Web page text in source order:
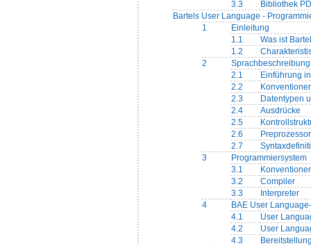
3.3
Bibliothek
Bartels User Language -
1
Einleitung
1.1
Was ist
1.2
2
Sprachbeschreibung
2.1
Einführung
2.2
2.3
Datentypen
2.4
Ausdrücke
2.5
2.6
2.7
3
Programmiersystem
3.1
3.2
Compiler
3.3
Interpreter
4
BAE User
4.1
User
4.2
User
4.3